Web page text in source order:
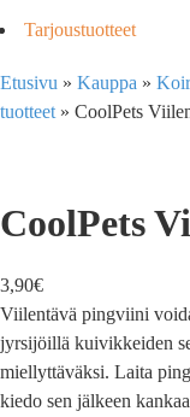
Tarjoustuotteet
Etusivu » Kauppa »
tuotteet » CoolPets
CoolPets
3,90€
Viilentävä pingviini
jyrsijöillä kuivikkeiden
miellyttäväksi. Laita
kiedo sen jälkeen